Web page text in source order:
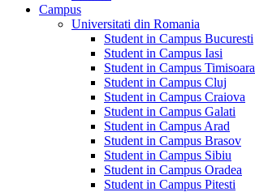
Campus
Universitati din Romania
Student in Campus Bucuresti
Student in Campus Iasi
Student in Campus Timisoara
Student in Campus Cluj
Student in Campus Craiova
Student in Campus Galati
Student in Campus Arad
Student in Campus Brasov
Student in Campus Sibiu
Student in Campus Oradea
Student in Campus Pitesti